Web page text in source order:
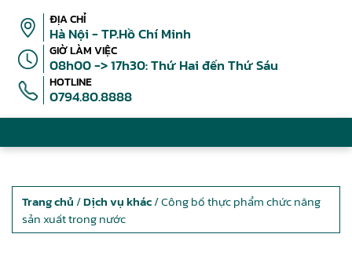
ĐỊA CHỈ
Hà Nội - TP.Hồ Chí Minh
GIỜ LÀM VIỆC
08h00 -> 17h30: Thứ Hai đến Thứ Sáu
HOTLINE
0794.80.8888
Trang chủ /Dịch vụ khác/ Công bố thực phẩm chức năng
sản xuất trong nước